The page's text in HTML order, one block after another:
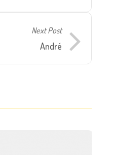
Next Post
André